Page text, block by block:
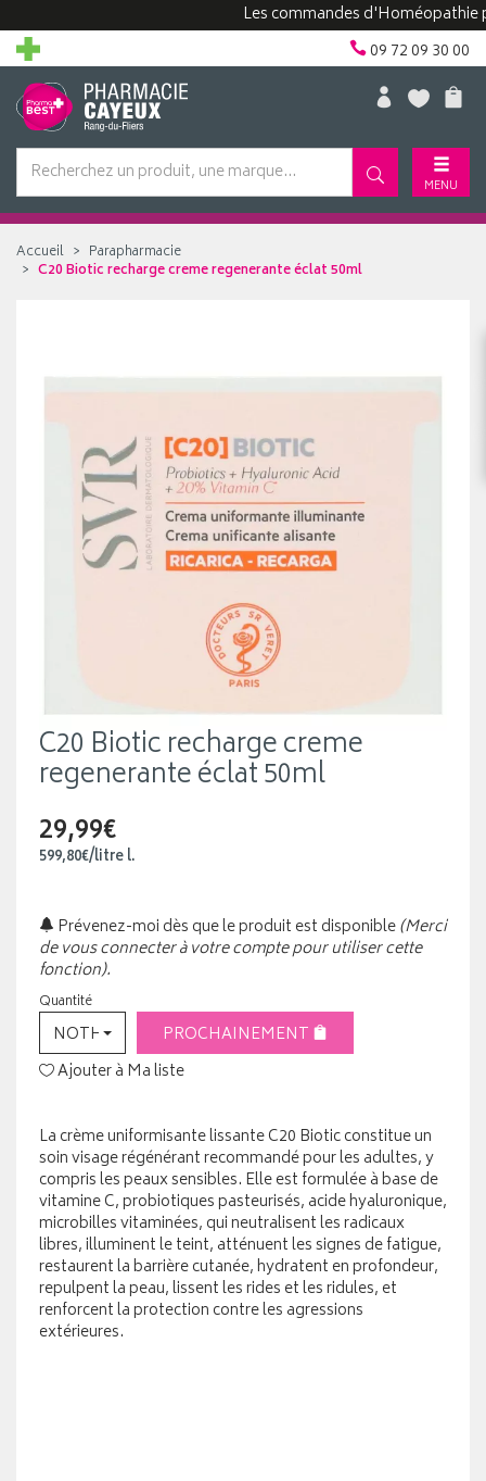
Les commandes d'Homéopathie
09 72 09 30 00
MENU
Accueil
Parapharmacie
C20 Biotic recharge creme regenerante éclat 50ml
C20 Biotic recharge creme
regenerante éclat 50ml
29,99€
599,80€/litrel.
Prévenez-moi dès que le produit est disponible(Merci
de vous connecter à votre compte pour utiliser cette
fonction).
Quantité
NOTHING SELECTEDPROCHAINEMENT
Ajouter à Ma liste
La crème uniformisante lissante C20 Biotic constitue un
soin visage régénérant recommandé pour les adultes, y
compris les peaux sensibles. Elle est formulée à base de
vitamine C, probiotiques pasteurisés, acide hyaluronique,
microbilles vitaminées, qui neutralisent les radicaux
libres, illuminent le teint, atténuent les signes de fatigue,
restaurent la barrière cutanée, hydratent en profondeur,
repulpent la peau, lissent les rides et les ridules, et
renforcent la protection contre les agressions
extérieures.